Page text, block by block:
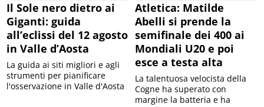
Il Sole nero dietro ai
Giganti: guida
all’eclissi del 12 agosto
in Valle d’Aosta
La guida ai siti migliori e agli
strumenti per pianificare
l'osservazione in Valle d'Aosta
Atletica: Matilde
Abelli si prende la
semifinale dei 400 ai
Mondiali U20 e poi
esce a testa alta
La talentuosa velocista della
Cogne ha superato con
margine la batteria e ha